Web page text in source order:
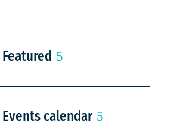
Featured
Events calendar